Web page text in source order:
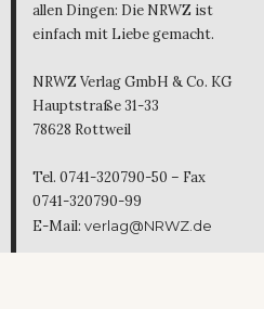
allen Dingen: Die NRWZ ist
einfach mit Liebe gemacht.
NRWZ Verlag GmbH & Co. KG
Hauptstraße 31-33
78628 Rottweil
Tel. 0741-320790-50 – Fax
0741-320790-99
E-Mail: verlag@NRWZ.de